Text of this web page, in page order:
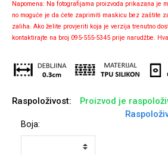
Napomena: Na fotografijama proizvoda prikazana je
no moguće je da ćete zaprimiti maskicu bez zaštite
zaliha. Ako želite provjeriti koja je verzija trenutno
kontaktirajte na broj 095-555-5345 prije narudžbe.
Raspoloživost:
Proizvod je
Boja:
Svemirska kolekcija